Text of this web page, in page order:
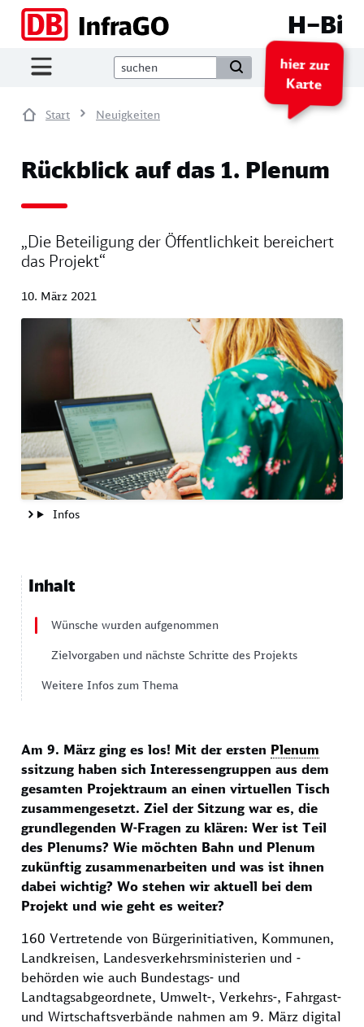
Direkt zum Inhalt
H–Bi
hier zur
Karte
Start Neuigkeiten
Rückblick auf das 1. Plenum
„Die Beteiligung der Öffentlichkeit bereichert
das Projekt“
10. März 2021
Infos
Inhalt
Wünsche wurden aufgenommen
Zielvorgaben und nächste Schritte des Projekts
Weitere Infos zum Thema
Am 9. März ging es los! Mit der ersten Plenum
ssitzung haben sich Interessengruppen aus dem
gesamten Projektraum an einen virtuellen Tisch
zusammengesetzt. Ziel der Sitzung war es, die
grundlegenden W-Fragen zu klären: Wer ist Teil
des Plenums? Wie möchten Bahn und Plenum
zukünftig zusammenarbeiten und was ist ihnen
dabei wichtig? Wo stehen wir aktuell bei dem
Projekt und wie geht es weiter?
160 Vertretende von Bürgerinitiativen, Kommunen,
Landkreisen, Landesverkehrsministerien und -
behörden wie auch Bundestags- und
Landtagsabgeordnete, Umwelt-, Verkehrs-, Fahrgast-
und Wirtschaftsverbände nahmen am 9. März digital